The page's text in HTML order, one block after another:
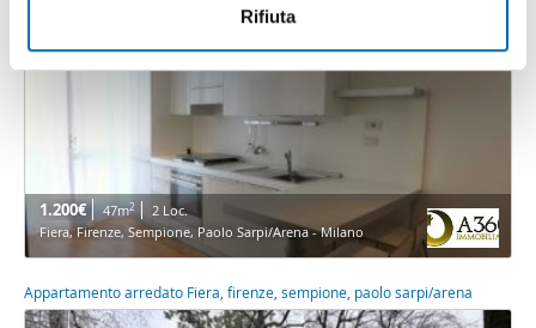
informazioni sul modo in cui utilizza il nostro sito con i
nostri partner che si occupano di analisi dei dati web,
pubblicità e social media, i quali potrebbero combinarle
con altre informazioni che ha fornito loro o che hanno
raccolto dal suo utilizzo dei loro servizi.
Rifiuta
Bilocale arredato Fiera, firenze, sempione, paolo sarpi/arena
1.200€ 47m2
2 Loc.
Fiera, Firenze, Sempione, Paolo Sarpi/Arena - Milano
Appartamento arredato Fiera, firenze, sempione, paolo sarpi/arena